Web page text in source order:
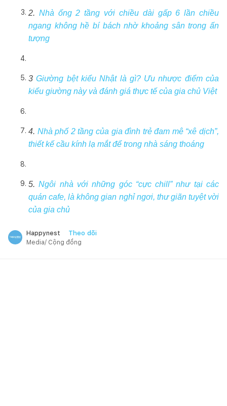
2. Nhà ống 2 tầng với chiều dài gấp 6 lần chiều
ngang không hề bí bách nhờ khoảng sân trong ấn
tượng
3Giường bệt kiểu Nhật là gì? Ưu nhược điểm của
kiểu giường này và đánh giá thực tế của gia chủ Việt
4. Nhà phố 2 tầng của gia đình trẻ đam mê “xê dịch”,
thiết kế cầu kính lạ mắt để trong nhà sáng thoáng
5.Ngôi nhà với những góc “cực chill” như tại các
quán cafe, là không gian nghỉ ngơi, thư giãn tuyệt vời
của gia chủ
Happynest Theo dõi
Media/ Cộng đồng